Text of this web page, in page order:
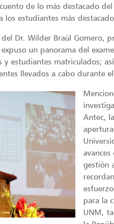
de lo más destacado
los estudiantes más
Dr. Wilder Braúl Gomero,
un panorama del
estudiantes matriculados;
llevados a cabo durante
Antec,
gestión
para la
UNM,